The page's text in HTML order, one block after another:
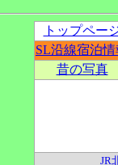
トップペー
SL沿線宿泊情
昔の写真
JR